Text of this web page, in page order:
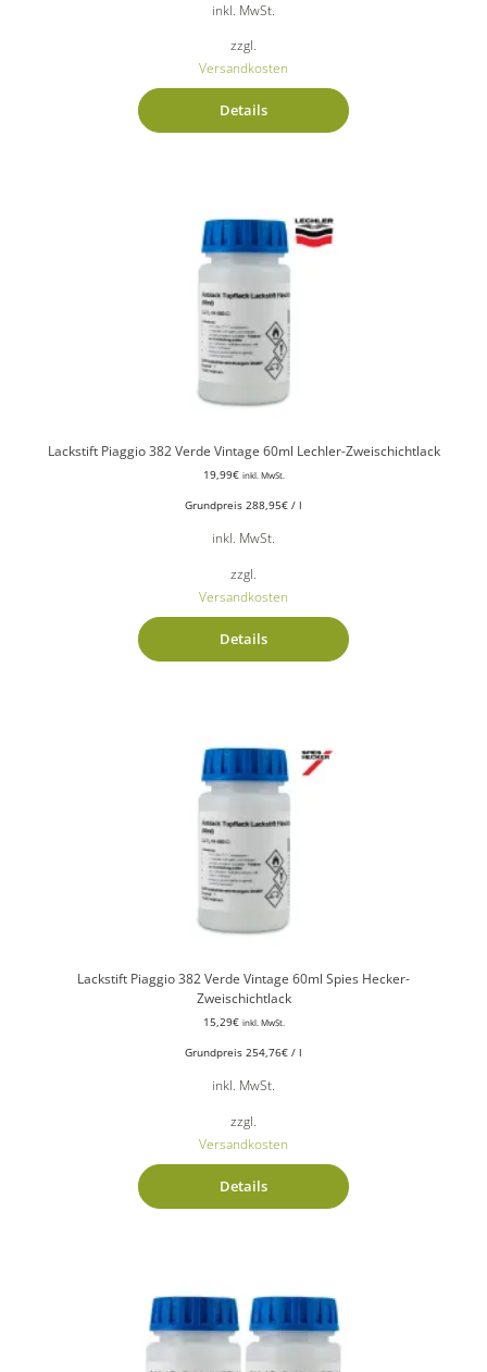
inkl. MwSt.
zzgl.
Versandkosten
Details
Lackstift Piaggio 382 Verde Vintage 60ml Lechler-Zweischichtlack
19,99€ inkl. MwSt.
Grundpreis 288,95€ / l
inkl. MwSt.
zzgl.
Versandkosten
Details
Lackstift Piaggio 382 Verde Vintage 60ml Spies Hecker-
Zweischichtlack
15,29€ inkl. MwSt.
Grundpreis 254,76€ / l
inkl. MwSt.
zzgl.
Versandkosten
Details